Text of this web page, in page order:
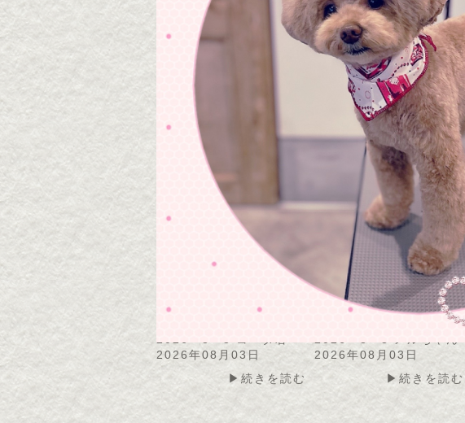
2026・8・4 モコちゃん
2026年08月05日
▶続きを読む
2026・8・4 カノアちゃ
2026年08月04日
▶続きを読む
2026年08月03日
▶続きを読む
2026年08月03日
▶続きを読む